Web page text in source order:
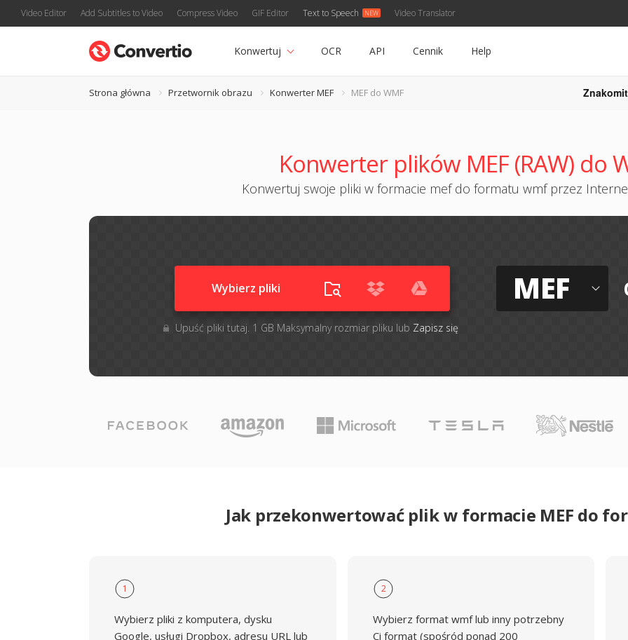
Video Editor Add Subtitles to Video Compress Video GIF Editor Text to Speech Video Translator
Konwertuj OCR API Cennik Help
Strona główna Przetwornik obrazu Konwerter MEF MEF do WMF
Konwerter plików MEF (RAW) do
Konwertuj swoje pliki w formacie mef do formatu wmf przez
Wybierz pliki
Upuść pliki tutaj. 1 GB Maksymalny rozmiar pliku lub Zapisz się
MEF
Jak przekonwertować plik w formacie MEF do
1
Wybierz pliki z komputera, dysku
Google, usługi Dropbox, adresu URL lub
2
Wybierz format wmf lub inny potrzebny
Ci format (spośród ponad 200